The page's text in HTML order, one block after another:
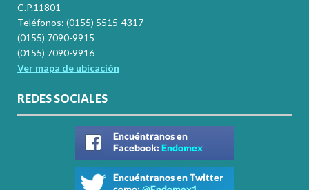
C.P.11801
Teléfonos: (0155) 5515-4317
(0155) 7090-9915
(0155) 7090-9916
Ver mapa de ubicación
REDES SOCIALES